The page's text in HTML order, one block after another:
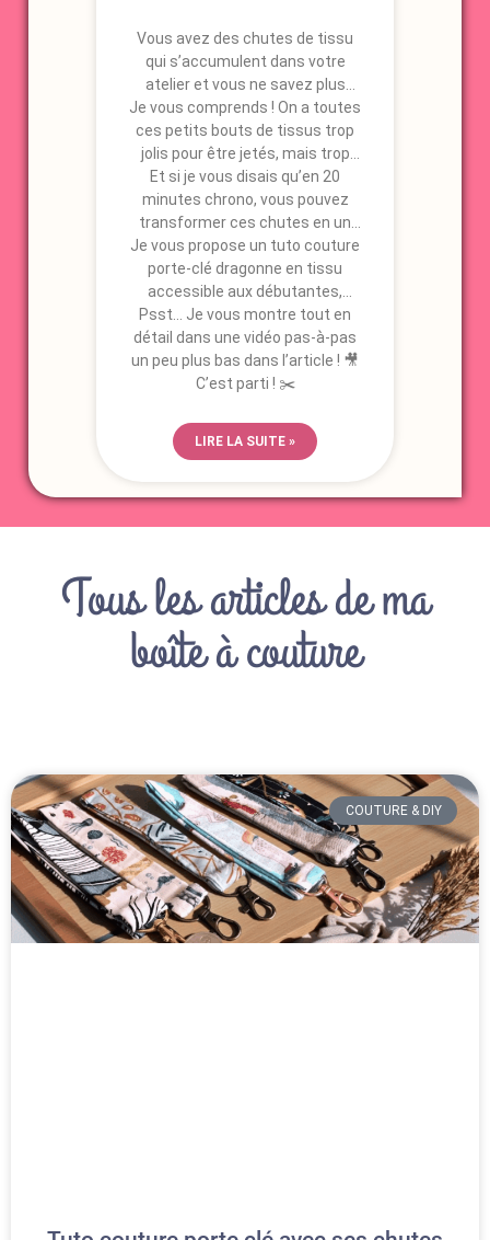
Vous avez des chutes de tissu
qui s’accumulent dans votre
atelier et vous ne savez plus
quoi en faire ?
Je vous comprends ! On a toutes
ces petits bouts de tissus trop
jolis pour être jetés, mais trop
petits pour un grand projet…
Et si je vous disais qu’en 20
minutes chrono, vous pouvez
transformer ces chutes en un
porte-clé dragonne unique qui ne
ressemble qu’à vous ?
Je vous propose un tuto couture
porte-clé dragonne en tissu
accessible aux débutantes,
parfait pour adopter une
démarche zéro déchet tout en
créant un accessoire pratique
au quotidien.
main qui fait toujours son petit
effet ! D’ailleurs, même mes
adoré en fabriquer pour leurs
Psst… Je vous montre tout en
détail dans une vidéo pas-à-pas
un peu plus bas dans l’article ! 🎥
C’est parti ! ✂️
LIRE LA SUITE »
Tous les articles de ma
boîte à couture
COUTURE & DIY